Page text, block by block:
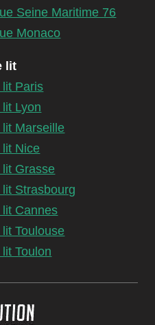
Seine Maritime 76
Monaco
lit
Paris
Lyon
Marseille
lit Nice
Grasse
Strasbourg
Cannes
Toulouse
Toulon